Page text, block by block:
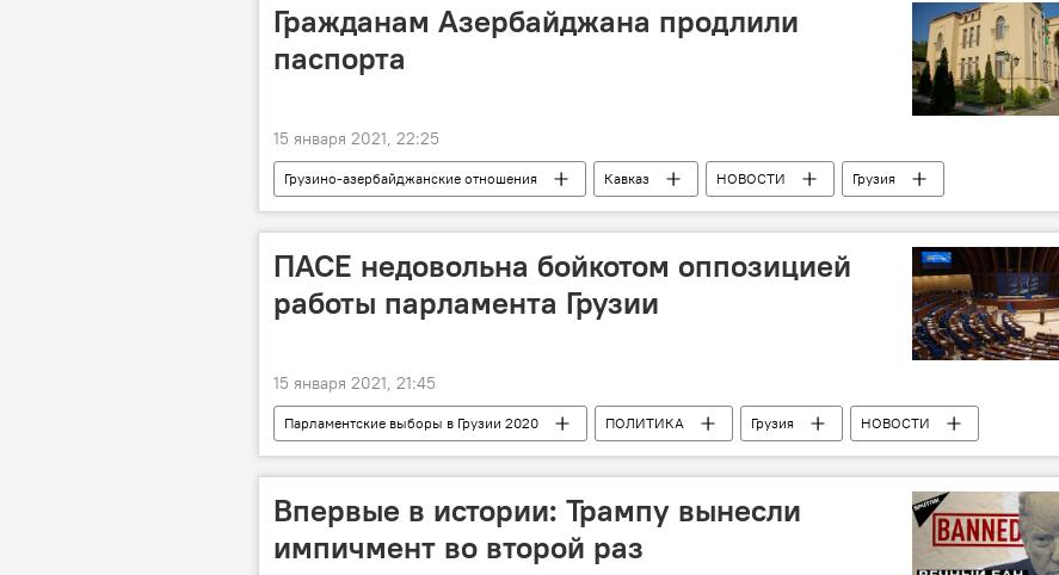
Гражданам Азербайджана продлили
паспорта
15 января 2021, 22:25
Грузино-азербайджанские отношения Кавказ НОВОСТИ
Грузия
Азербайджан
ПАСЕ недовольна бойкотом оппозицией
работы парламента Грузии
15 января 2021, 21:45
Парламентские выборы в Грузии 2020 ПОЛИТИКА Грузия
НОВОСТИ
Парламентские выборы
ПАСЕ
Впервые в истории: Трампу вынесли
импичмент во второй раз